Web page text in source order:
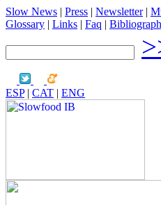
Slow News | Press | Newsletter|
Glossary | Links | Faq |
ESP| CAT | ENG